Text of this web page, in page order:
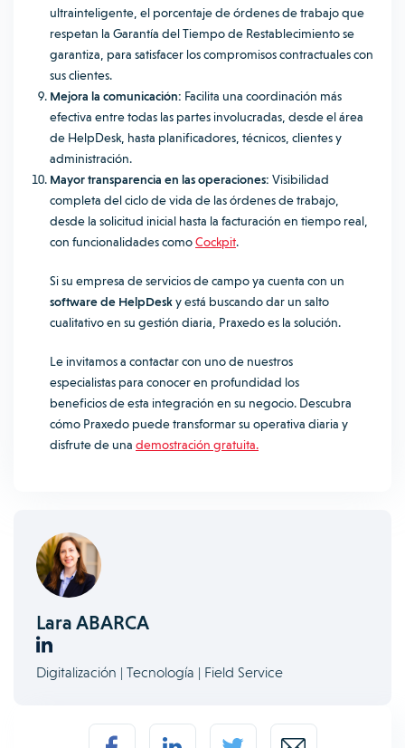
ultrainteligente, el porcentaje de órdenes de trabajo que
respetan la Garantía del Tiempo de Restablecimiento se
garantiza, para satisfacer los compromisos contractuales con
sus clientes.
Mejora la comunicación: Facilita una coordinación más
efectiva entre todas las partes involucradas, desde el área
de HelpDesk, hasta planificadores, técnicos, clientes y
administración.
Mayor transparencia en las operaciones: Visibilidad
completa del ciclo de vida de las órdenes de trabajo,
desde la solicitud inicial hasta la facturación en tiempo real,
con funcionalidades comoCockpit.
Si su empresa de servicios de campo ya cuenta con un
software de HelpDesky está buscando dar un salto
cualitativo en su gestión diaria, Praxedo es la solución.
Le invitamos a contactar con uno de nuestros
especialistas para conocer en profundidad los
beneficios de esta integración en su negocio. Descubra
cómo Praxedo puede transformar su operativa diaria y
disfrute de una demostración gratuita.
Lara ABARCA
Digitalización | Tecnología | Field Service